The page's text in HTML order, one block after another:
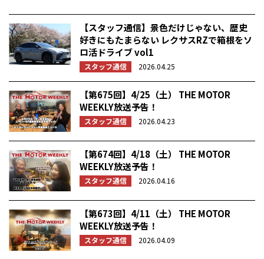
【スタッフ通信】景色だけじゃない、歴史
好きにもたまらない レクサスRZで箱根をソ
ロ活ドライブ vol1
スタッフ通信 2026.04.25
【第675回】4/25（土） THE MOTOR
WEEKLY放送予告！
スタッフ通信 2026.04.23
【第674回】4/18（土） THE MOTOR
WEEKLY放送予告！
スタッフ通信 2026.04.16
【第673回】4/11（土） THE MOTOR
WEEKLY放送予告！
スタッフ通信 2026.04.09